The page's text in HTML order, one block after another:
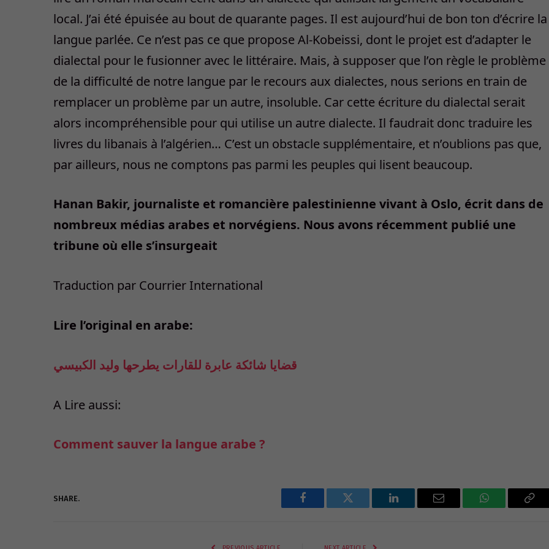
local. J’ai été épuisée au bout de quarante pages. Il est aujourd’hui de bon ton d’écrire la
langue parlée. Ce n’est pas ce que propose Al-Kobeissi, dont le projet est d’adapter le
dialectal pour le fusionner avec le littéraire. Mais, à supposer que l’on règle le problème
de la difficulté de notre langue par le recours aux dialectes, nous serions en train de
remplacer un problème par un autre, insoluble. Car cette écriture du dialectal serait
alors incompréhensible pour qui utilise un autre dialecte. Il faudrait donc traduire les
livres du libanais à l’algérien… C’est un obstacle supplémentaire, et n’oublions pas que,
par ailleurs, nous ne comptons pas parmi les peuples qui lisent beaucoup.
Hanan Bakir, journaliste et romancière palestinienne vivant à Oslo, écrit dans de
nombreux médias arabes et norvégiens. Nous avons récemment publié une
tribune où elle s’insurgeait
Traduction par Courrier International
Lire l’original en arabe:
قضايا شائكة عابرة للقارات يطرحها وليد الكبيسي
A Lire aussi:
Comment sauver la langue arabe ?
SHARE.
Facebook Twitter LinkedIn Email WhatsApp